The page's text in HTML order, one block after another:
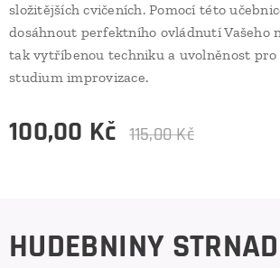
složitějších cvičeních. Pomocí této
dosáhnout perfektního ovládnutí Vašeho
tak vytříbenou techniku a uvolněnost pro
studium improvizace.
100,00 Kč 115,00Kč
HUDEBNINY STRNAD